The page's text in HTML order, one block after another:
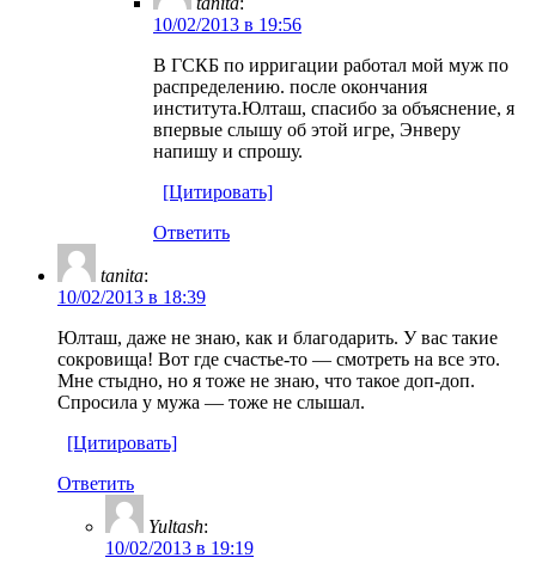
10/02/2013 в 19:56
В ГСКБ по ирригации работал мой муж по
распределению. после окончания
института.Юлташ, спасибо за объяснение, я
впервые слышу об этой игре, Энверу
напишу и спрошу.
[Цитировать]
Ответить
tanita:
10/02/2013 в 18:39
Юлташ, даже не знаю, как и благодарить. У вас такие
сокровища! Вот где счастье-то — смотреть на все это.
Мне стыдно, но я тоже не знаю, что такое доп-доп.
Спросила у мужа — тоже не слышал.
[Цитировать]
Ответить
Yultash:
10/02/2013 в 19:19